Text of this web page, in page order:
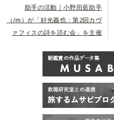
助手の活動｜小野田藍助手
（/m）が「好光義也：第2回カヴ
ァフィスの詩を読む会」を主催